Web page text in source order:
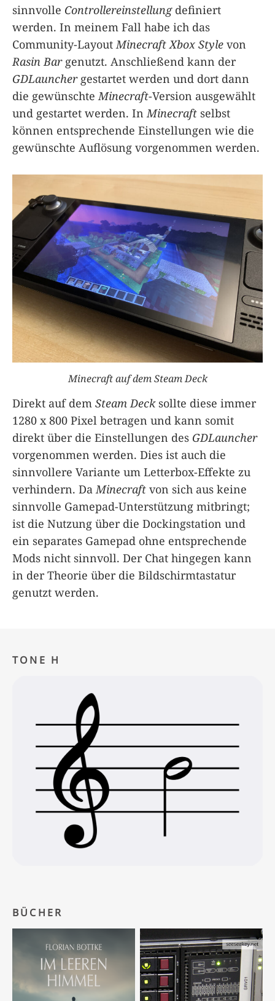
sinnvolle Controllereinstellungdefiniert
werden. In meinem Fall habe ich das
Community-Layout Minecraft Xbox Style von
Rasin Bargenutzt. Anschließend kann der
GDLaunchergestartet werden und dort dann
die gewünschte Minecraft-Version ausgewählt
und gestartet werden. In Minecraft selbst
können entsprechende Einstellungen wie die
gewünschte Auflösung vorgenommen werden.
Minecraft auf dem Steam Deck
Direkt auf dem Steam Decksollte diese immer
1280 x 800 Pixel betragen und kann somit
direkt über die Einstellungen des GDLauncher
vorgenommen werden. Dies ist auch die
sinnvollere Variante um Letterbox-Effekte zu
verhindern. Da Minecraft von sich aus keine
sinnvolle Gamepad-Unterstützung mitbringt;
ist die Nutzung über die Dockingstation und
ein separates Gamepad ohne entsprechende
Mods nicht sinnvoll. Der Chat hingegen kann
in der Theorie über die Bildschirmtastatur
genutzt werden.
TONE H
BÜCHER